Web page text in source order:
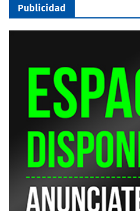
Publicidad